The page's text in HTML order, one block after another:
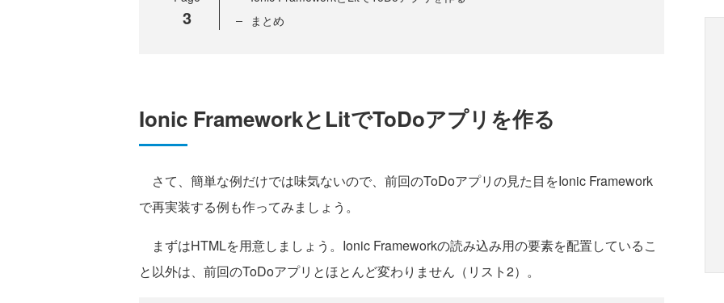
3
まとめ
Ionic FrameworkとLitでToDoアプリを作る
さて、簡単な例だけでは味気ないので、前回のToDoアプリの見た目をIonic Framework
で再実装する例も作ってみましょう。
まずはHTMLを用意しましょう。Ionic Frameworkの読み込み用の要素を配置しているこ
と以外は、前回のToDoアプリとほとんど変わりません（リスト2）。